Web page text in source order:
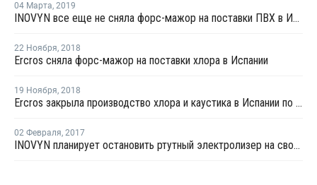
04 Марта, 2019
INOVYN все еще не сняла форс-мажор на поставки ПВХ в Испании
22 Ноября, 2018
Ercros сняла форс-мажор на поставки хлора в Испании
19 Ноября, 2018
Ercros закрыла производство хлора и каустика в Испании по техническим причинам
02 Февраля, 2017
INOVYN планирует остановить ртутный электролизер на своем заводе в Испании